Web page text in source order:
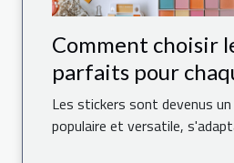
Comment choisir
parfaits pour
Les stickers sont devenus
populaire et versatile,